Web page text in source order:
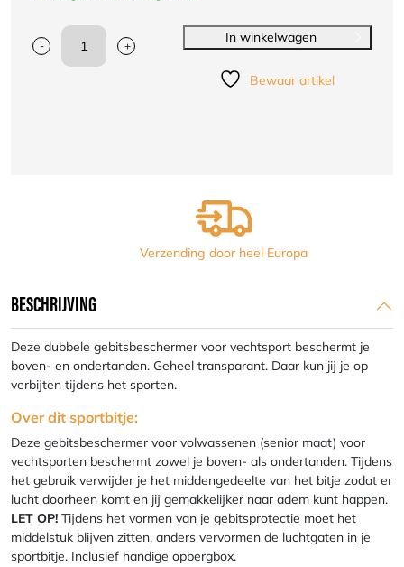
-
Nihon
+
In winkelwagen
Bewaar artikel
Verzending door heel Europa
BESCHRIJVING
Deze dubbele gebitsbeschermer voor vechtsport beschermt je
boven- en ondertanden. Geheel transparant. Daar kun jij je op
verbijten tijdens het sporten.
Over dit sportbitje:
Deze gebitsbeschermer voor volwassenen (senior maat) voor
vechtsporten beschermt zowel je boven- als ondertanden. Tijdens
het gebruik verwijder je het middengedeelte van het bitje zodat er
lucht doorheen komt en jij gemakkelijker naar adem kunt happen.
LET OP! Tijdens het vormen van je gebitsprotectie moet het
middelstuk blijven zitten, anders vervormen de luchtgaten in je
sportbitje. Inclusief handige opbergbox.